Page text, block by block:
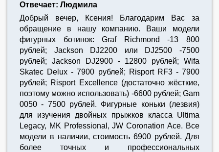
Отвечает: Людмила
Добрый вечер, Ксения! Благодарим Вас за
обращение в нашу компанию. Ваши модели
фигурных ботинок: Graf Richmond -13 800
рублей; Jackson DJ2200 или DJ2500 -7500
рублей; Jackson DJ2900 - 12800 рублей; Wifa
Skatec Delux - 7900 рублей; Risport RF3 - 7900
рублей; Risport Excellence (достаточно жёсткие,
поэтому можно использовать) -6600 рублей; Gam
0050 - 7500 рублей. Фигурные коньки (лезвия)
для изучения двойных прыжков класса Ultima
Legacy, MK Professional, JW Coronation Ace. Все
модели в наличии, стоимость 6900 рублей. Для
более точных и профессиональных